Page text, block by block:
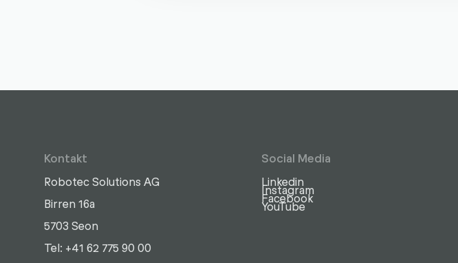
Kontakt
Robotec Solutions AG
Birren 16a
5703 Seon
Tel: +41 62 775 90 00
Social Media
Linkedin
Instagram
Facebook
YouTube